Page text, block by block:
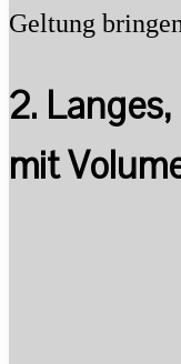
Geltung
2.
mit